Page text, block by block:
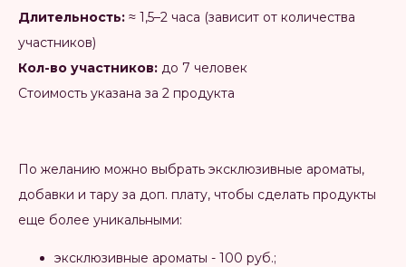
Длительность: ≈ 1,5–2 часа (зависит от количества
участников)
Кол-во участников: до 7 человек
Стоимость указана за 2 продукта
По желанию можно выбрать эксклюзивные ароматы,
добавки и тару за доп. плату, чтобы сделать продукты
еще более уникальными:
эксклюзивные ароматы - 100 руб.;